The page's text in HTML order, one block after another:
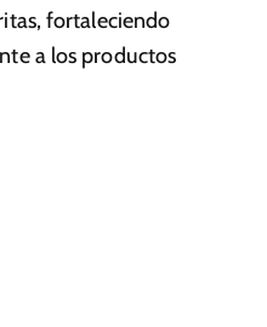
fortaleciendo
a los productos